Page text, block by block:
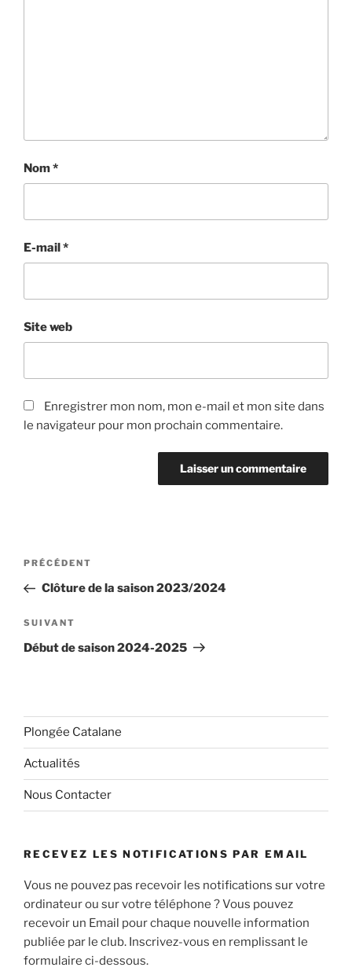
Nom*
E-mail*
Site web
Enregistrer mon nom, mon e-mail et mon site dans
le navigateur pour mon prochain commentaire.
Navigation
l’article
Article
précédent
PRÉCÉDENT
Clôture de la saison 2023/2024
Article
suivant
SUIVANT
Début de saison 2024-2025
Plongée Catalane
Actualités
Nous Contacter
RECEVEZ LES NOTIFICATIONS PAR EMAIL
Vous ne pouvez pas recevoir les notifications sur votre
ordinateur ou sur votre téléphone ? Vous pouvez
recevoir un Email pour chaque nouvelle information
publiée par le club. Inscrivez-vous en remplissant le
formulaire ci-dessous.